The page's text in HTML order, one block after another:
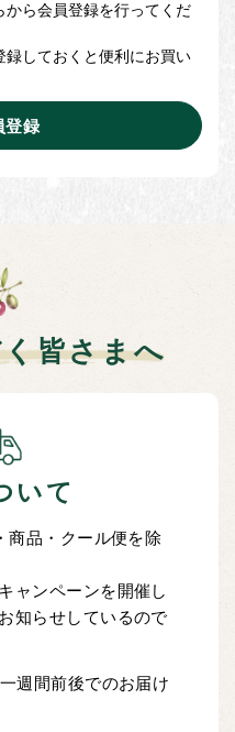
ら会員登録を行ってくだ
しておくと便利にお買い
皆さまへ
いて
商品・クール便を除
ャンペーンを開催し
知らせしているので
週間前後でのお届け